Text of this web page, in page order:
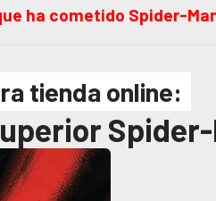
ha cometido Spider-
tienda online: